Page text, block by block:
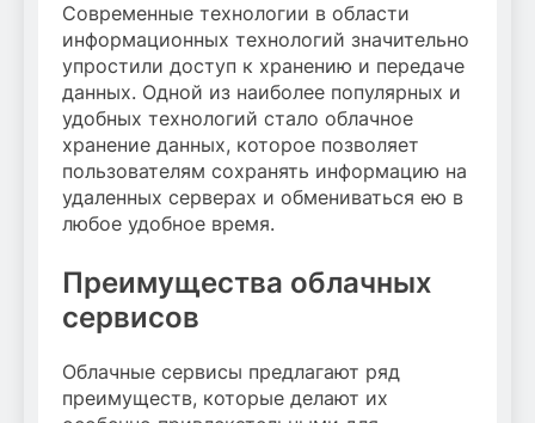
Современные технологии в области
информационных технологий значительно
упростили доступ к хранению и передаче
данных. Одной из наиболее популярных и
удобных технологий стало облачное
хранение данных, которое позволяет
пользователям сохранять информацию на
удаленных серверах и обмениваться ею в
любое удобное время.
Преимущества облачных
сервисов
Облачные сервисы предлагают ряд
преимуществ, которые делают их